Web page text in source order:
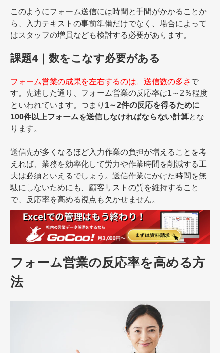
このようにフォーム送信には時間と手間がかかることか
ら、入力テキストの事前準備だけでなく、場合によって
はスタッフの増員なども検討する必要があります。
課題4｜数をこなす必要がある
フォーム営業の成果を左右するのは、送信数の多さ で
す。先述した通り、フォーム営業の反応率は1～2％程度
といわれています。つまり 1～2件の反応を得るために
100件以上フォームを送信しなければならない計算とな
ります。
送信先が多くなるほど入力作業の負担が増えることを考
えれば、業務を効率化して労力や作業時間を削減する工
夫は必須といえるでしょう。送信作業にかけた時間を無
駄にしないためにも、顧客リストの質を維持すること
で、反応率を高める視点も欠かせません。
フォーム営業の反応率を高める方
法